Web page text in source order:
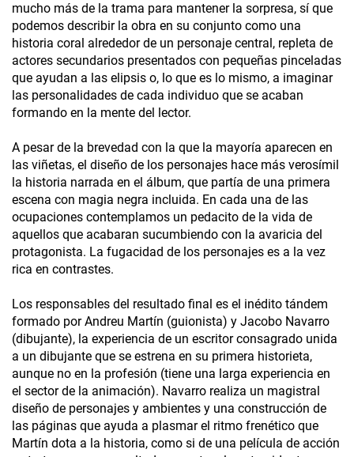
mucho más de la trama para mantener la sorpresa, sí que
podemos describir la obra en su conjunto como una
historia coral alrededor de un personaje central, repleta de
actores secundarios presentados con pequeñas pinceladas
que ayudan a las elipsis o, lo que es lo mismo, a imaginar
las personalidades de cada individuo que se acaban
formando en la mente del lector.
A pesar de la brevedad con la que la mayoría aparecen en
las viñetas, el diseño de los personajes hace más verosímil
la historia narrada en el álbum, que partía de una primera
escena con magia negra incluida. En cada una de las
ocupaciones contemplamos un pedacito de la vida de
aquellos que acabaran sucumbiendo con la avaricia del
protagonista. La fugacidad de los personajes es a la vez
rica en contrastes.
Los responsables del resultado final es el inédito tándem
formado por Andreu Martín (guionista) y Jacobo Navarro
(dibujante), la experiencia de un escritor consagrado unida
a un dibujante que se estrena en su primera historieta,
aunque no en la profesión (tiene una larga experiencia en
el sector de la animación). Navarro realiza un magistral
diseño de personajes y ambientes y una construcción de
las páginas que ayuda a plasmar el ritmo frenético que
Martín dota a la historia, como si de una película de acción